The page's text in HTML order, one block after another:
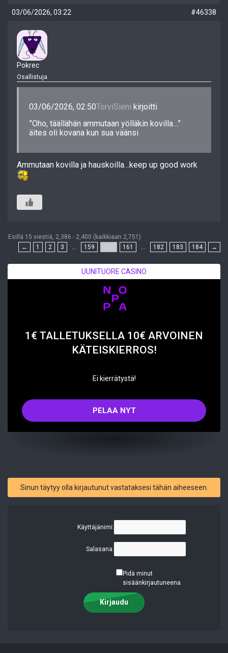
03/06/2026, 03:22 #46338
Pokrec
Osallistuja
03/06/2026, 02:50TorviSieni kirjoitti
”Oho, täällähän ammutaan yölläkin kovilla…”
äites oli kovana kun sua väänsi
Ammutaan kovilla ja hauskoilla…keep up good work
Esillä 15 viestiä, 2,386 - 2,400 (kaikkiaan 2,751)
←
1 2 3 … 159 161 … 182 183 184 →
UUNITUORE CASINO
1€ TALLETUKSELLA 10€ ARVOINEN
KÄTEISKIERROS!
Ei kierrätystä!
PELAA NYT
Sinun täytyy olla kirjautunut vastataksesi tähän aiheeseen.
Käyttäjänimi:
Salasana:
Pidä minut
sisäänkirjautuneena
Kirjaudu